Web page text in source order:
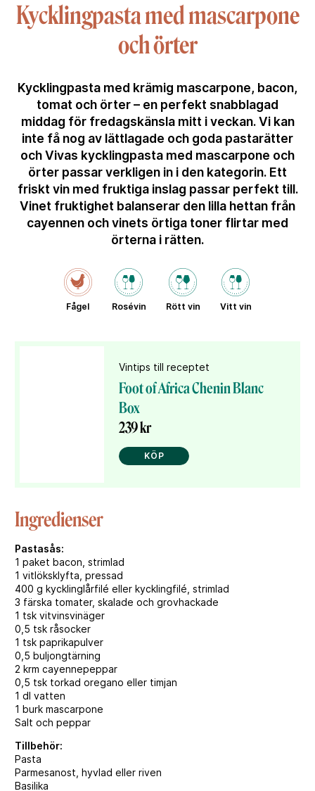
Kycklingpasta med mascarpone
och örter
Kycklingpasta med krämig mascarpone, bacon,
tomat och örter – en perfekt snabblagad
middag för fredagskänsla mitt i veckan. Vi kan
inte få nog av lättlagade och goda pastarätter
och Vivas kycklingpasta med mascarpone och
örter passar verkligen in i den kategorin. Ett
friskt vin med fruktiga inslag passar perfekt till.
Vinet fruktighet balanserar den lilla hettan från
cayennen och vinets örtiga toner flirtar med
örterna i rätten.
Fågel Rosévin Rött vin Vitt vin
Vintips till receptet
Foot of Africa Chenin Blanc
Box
239 kr
KÖP
Ingredienser
Pastasås:
1 paket bacon, strimlad
1 vitlöksklyfta, pressad
400 g kycklinglårfilé eller kycklingfilé, strimlad
3 färska tomater, skalade och grovhackade
1 tsk vitvinsvinäger
0,5 tsk råsocker
1 tsk paprikapulver
0,5 buljongtärning
2 krm cayennepeppar
0,5 tsk torkad oregano eller timjan
1 dl vatten
1 burk mascarpone
Salt och peppar
Tillbehör:
Pasta
Parmesanost, hyvlad eller riven
Basilika